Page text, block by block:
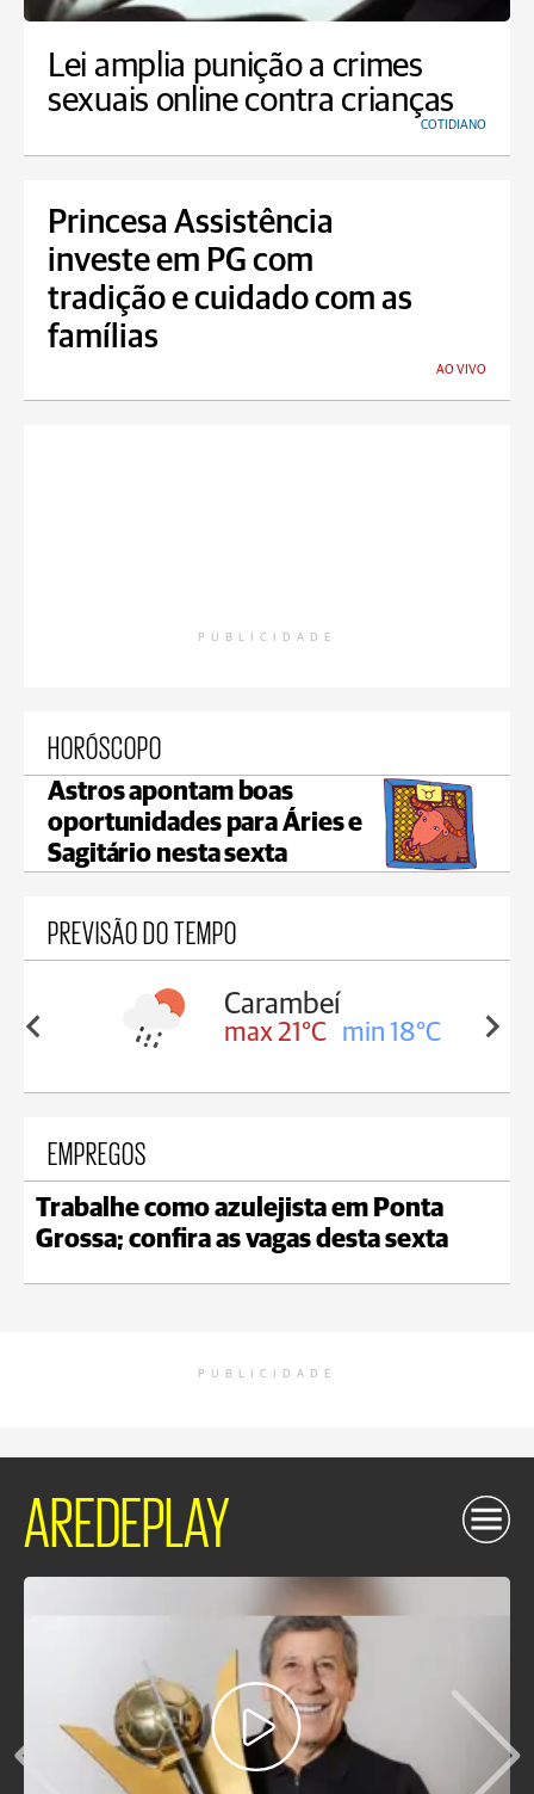
Lei amplia punição a crimes
sexuais online contra crianças
COTIDIANO
Princesa Assistência
investe em PG com
tradição e cuidado com as
famílias
AO VIVO
PUBLICIDADE
HORÓSCOPO
Astros apontam boas
oportunidades para Áries e
Sagitário nesta sexta
PREVISÃO DO TEMPO
18°C
Carambeí
max 21°C min 18°C
EMPREGOS
Trabalhe como azulejista em Ponta
Grossa; confira as vagas desta sexta
PUBLICIDADE
AREDEPLAY